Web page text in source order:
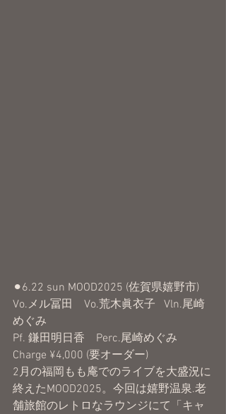
⚫︎6.22 sun MOOD2025 (佐賀県嬉野市)
Vo.メル冨田　Vo.荒木眞衣子   Vln.尾崎
めぐみ
Pf. 鎌田明日香　Perc.尾崎めぐみ
Charge ¥4,000 (要オーダー)
2月の福岡もも庵でのライブを大盛況に
終えたMOOD2025。今回は嬉野温泉.老
舗旅館のレトロなラウンジにて「キャ